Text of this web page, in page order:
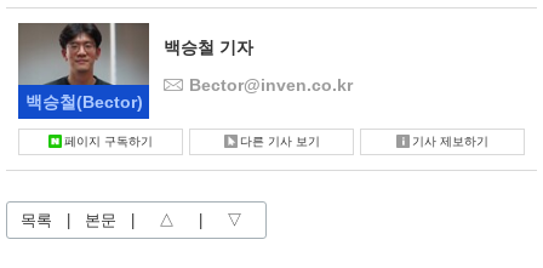
백승철(Bector)
백승철 기자
Bector@inven.co.kr
페이지 구독하기 다른 기사 보기 기사 제보하기
목록 본문 △ ▽